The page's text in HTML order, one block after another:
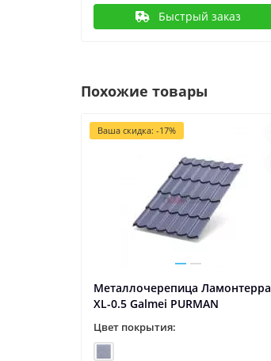
Быстрый заказ
Похожие товары
Ваша скидка: -17%
Металлочерепица Ламонтерра
XL-0.5 Galmei PURMAN
Цвет покрытия: